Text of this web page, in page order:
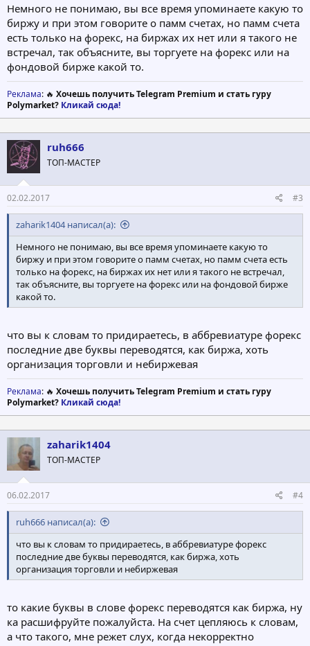
Немного не понимаю, вы все время упоминаете какую то
биржу и при этом говорите о памм счетах, но памм счета
есть только на форекс, на биржах их нет или я такого не
встречал, так объясните, вы торгуете на форекс или на
фондовой бирже какой то.
Реклама: 🔥 Хочешь получить Telegram Premium и стать гуру
Polymarket? Кликай сюда!
ruh666
ТОП-МАСТЕР
02.02.2017 #3
zaharik1404 написал(а):
Немного не понимаю, вы все время упоминаете какую то
биржу и при этом говорите о памм счетах, но памм счета есть
только на форекс, на биржах их нет или я такого не встречал,
так объясните, вы торгуете на форекс или на фондовой бирже
какой то.
что вы к словам то придираетесь, в аббревиатуре форекс
последние две буквы переводятся, как биржа, хоть
организация торговли и небиржевая
Реклама: 🔥 Хочешь получить Telegram Premium и стать гуру
Polymarket? Кликай сюда!
zaharik1404
ТОП-МАСТЕР
06.02.2017 #4
ruh666 написал(а):
что вы к словам то придираетесь, в аббревиатуре форекс
последние две буквы переводятся, как биржа, хоть
организация торговли и небиржевая
то какие буквы в слове форекс переводятся как биржа, ну
ка расшифруйте пожалуйста. На счет цепляюсь к словам,
а что такого, мне режет слух, когда некорректно